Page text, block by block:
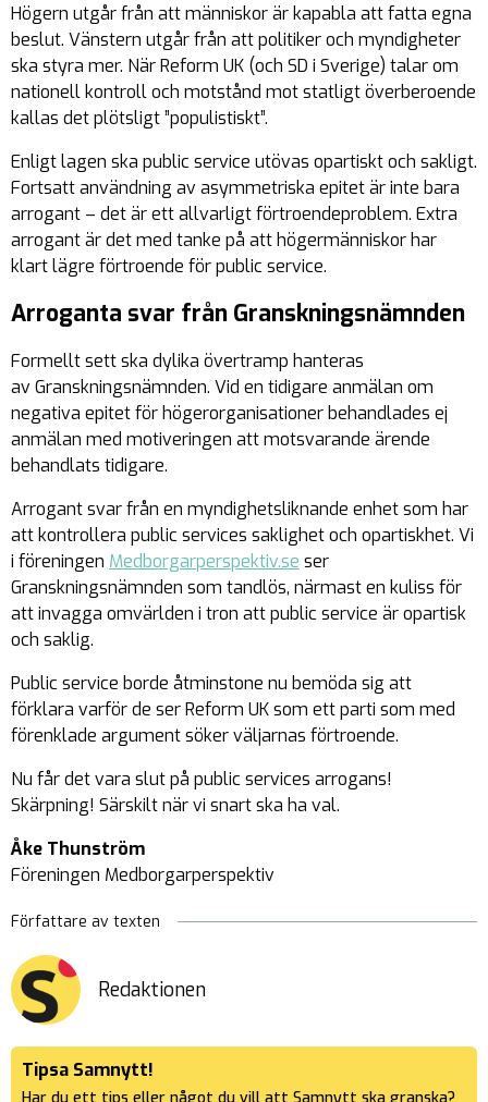
Högern utgår från att människor är kapabla att fatta egna
beslut. Vänstern utgår från att politiker och myndigheter
ska styra mer. När Reform UK (och SD i Sverige) talar om
nationell kontroll och motstånd mot statligt överberoende
kallas det plötsligt ”populistiskt”.
Enligt lagen ska public service utövas opartiskt och sakligt.
Fortsatt användning av asymmetriska epitet är inte bara
arrogant – det är ett allvarligt förtroendeproblem. Extra
arrogant är det med tanke på att högermänniskor har
klart lägre förtroende för public service.
Arroganta svar från Granskningsnämnden
Formellt sett ska dylika övertramp hanteras
av Granskningsnämnden. Vid en tidigare anmälan om
negativa epitet för högerorganisationer behandlades ej
anmälan med motiveringen att motsvarande ärende
behandlats tidigare.
Arrogant svar från en myndighetsliknande enhet som har
att kontrollera public services saklighet och opartiskhet. Vi
i föreningen Medborgarperspektiv.se ser
Granskningsnämnden som tandlös, närmast en kuliss för
att invagga omvärlden i tron att public service är opartisk
och saklig.
Public service borde åtminstone nu bemöda sig att
förklara varför de ser Reform UK som ett parti som med
förenklade argument söker väljarnas förtroende.
Nu får det vara slut på public services arrogans!
Skärpning! Särskilt när vi snart ska ha val.
Åke Thunström
Föreningen Medborgarperspektiv
Författare av texten
Redaktionen
Tipsa Samnytt!